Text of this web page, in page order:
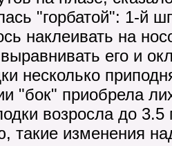
"горбатой": 1-й
наклеивать на
его и
несколько
"бок" приобрела
возросла до
такие изменения